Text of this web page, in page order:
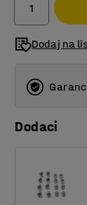
Dodaj na
Dodaci